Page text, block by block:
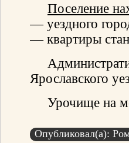
Поселение
— уездного
— квартиры
Ярославского
Урочище на
Опубликовал(а):